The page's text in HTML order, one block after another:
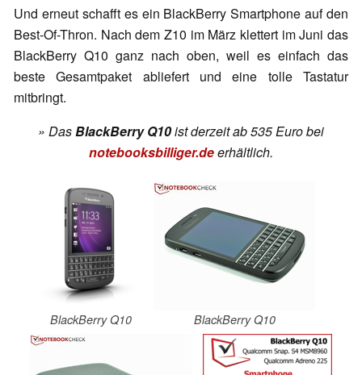
Und erneut schafft es ein BlackBerry Smartphone auf den
Best-Of-Thron. Nach dem Z10 im März klettert im Juni das
BlackBerry Q10 ganz nach oben, weil es einfach das
beste Gesamtpaket abliefert und eine tolle Tastatur
mitbringt.
» DasBlackBerry Q10ist derzeit ab 535 Eurobei
notebooksbilliger.deerhältlich.
BlackBerry Q10 BlackBerry Q10